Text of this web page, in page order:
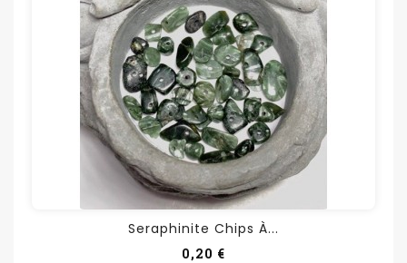
Seraphinite Chips À...
0,20 €